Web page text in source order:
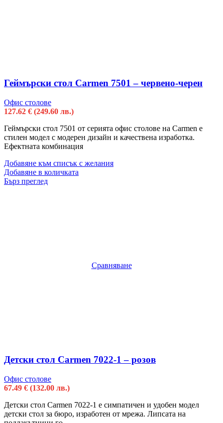
Геймърски стол Carmen 7501 – червено-черен
Офис столове
127.62 € (249.60 лв.)
Геймърски стол 7501 от серията офис столове на Carmen е
стилен модел с модерен дизайн и качествена изработка.
Ефектната комбинация
Добавяне към списък с желания
Добавяне в количката
Бърз преглед
Сравняване
Детски стол Carmen 7022-1 – розов
Офис столове
67.49 € (132.00 лв.)
Детски стол Carmen 7022-1 е симпатичен и удобен модел
детски стол за бюро, изработен от мрежа. Липсата на